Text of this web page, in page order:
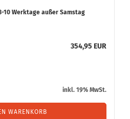
10 Werktage außer Samstag
354,95 EUR
inkl. 19% MwSt.
WARENKORB